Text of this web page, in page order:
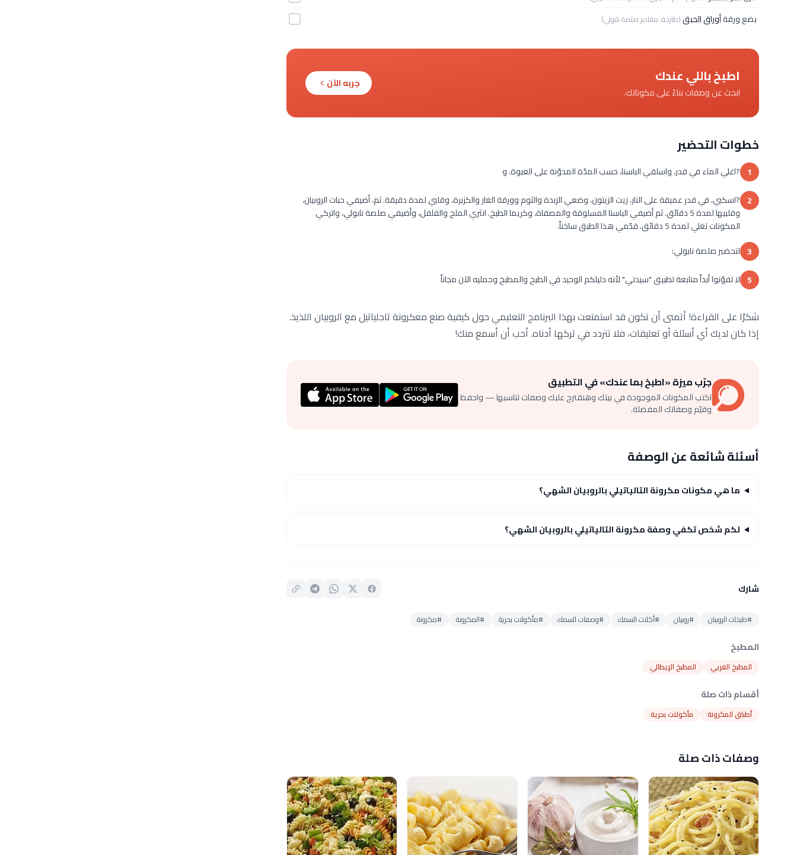
بضع ورقةأوراق الحبق(طازجة، مقادير صلصة نابولي)
اطبخ باللي عندك
ابحث عن وصفات بناءً على مكوناتك.
جربه الآن
خطوات التحضير
1 ?اغلي الماء في قدر، واسلقي الباستا، حسب المدّة المدوّنة على العبوة. و
2 ?اسكبي، في قدر عميقة على النار، زيت الزيتون، وضعي الزبدة والثوم وورقة الغار والكزبرة، وقلبي لمدة دقيقة. ثم، أضيفي حبات الروبيان،
وقلبيها لمدة 5 دقائق. ثم أضيفي الباستا المسلوقة والمصفاة، وكريما الطبخ. انثري الملح والفلفل، وأضيفي صلصة نابولي، واتركي
المكونات تغلي لمدة 5 دقائق. قدّمي هذا الطبق ساخناً.
3 لتحضير صلصة نابولي:
5 لا تفوّتوا أبداً متابعة تطبيق "سيدتي" لأنه دليلكم الوحيد في الطبخ والمطبخ وحمليه الآن مجاناً
شكرًا على القراءة! أتمنى أن تكون قد استمتعت بهذا البرنامج التعليمي حول كيفية صنع معكرونة تاجلياتيل مع الروبيان اللذيذ.
إذا كان لديك أي أسئلة أو تعليقات، فلا تتردد في تركها أدناه. أحب أن أسمع منك!
جرّب ميزة «اطبخ بما عندك» في التطبيق
اكتب المكونات الموجودة في بيتك وهنقترح عليك وصفات تناسبها — واحفظ
وقيّم وصفاتك المفضلة.
أسئلة شائعة عن الوصفة
ما هي مكونات مكرونة التالياتيلي بالروبيان الشهي؟
لكم شخص تكفي وصفة مكرونة التالياتيلي بالروبيان الشهي؟
شارك
#طبخات الروبيان #روبيان #أكلات السمك #وصفات السمك #مأكولات بحرية #المكرونة #مكرونة
المطبخ
المطبخ الغربي المطبخ الإيطالي
أقسام ذات صلة
أطباق المكرونة مأكولات بحرية
وصفات ذات صلة